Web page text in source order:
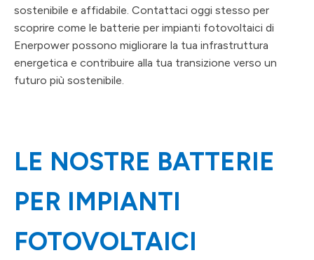
sostenibile e affidabile. Contattaci oggi stesso per
scoprire come le batterie per impianti fotovoltaici di
Enerpower possono migliorare la tua infrastruttura
energetica e contribuire alla tua transizione verso un
futuro più sostenibile.
LE NOSTRE BATTERIE
PER IMPIANTI
FOTOVOLTAICI